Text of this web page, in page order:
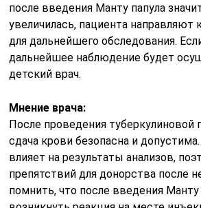
после введения Манту папула
увеличилась, пациента направляют
для дальнейшего обследования.
дальнейшее наблюдение будет
детский врач.
Мнение врача:
После проведения туберкулиновой
сдача крови безопасна и
влияет на результаты анализов,
препятствий для донорства после
помнить, что после введения